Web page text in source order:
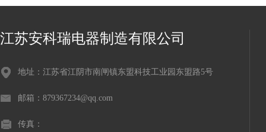
江苏安科瑞电器制造有限公司
地址：江苏省江阴市南闸镇东盟科技工业园东盟路5号
邮箱：879367234@qq.com
传真：